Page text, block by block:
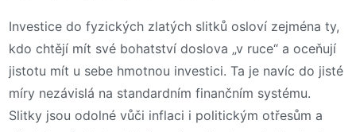
Investice do fyzických zlatých slitků osloví zejména ty,
kdo chtějí mít své bohatství doslova „v ruce“ a oceňují
jistotu mít u sebe hmotnou investici. Ta je navíc do jisté
míry nezávislá na standardním finančním systému.
Slitky jsou odolné vůči inflaci i politickým otřesům a